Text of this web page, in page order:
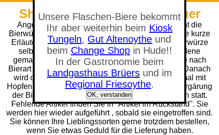
Unsere Flaschen-Biere bekommt
Ihr aber weiterhin beim Kiosk
Tungeln, Gut Altenoythe und
beim Change Shopin Hude!!
In der Gastronomie beim
Landgasthaus Brüersund im
Regional Friesoythe.
OK, verstanden
Shop - Für den Maischebrauer
Angeregt durch die Bierkits möchten Sie vielleicht die
Bierwürze selbst herstellen. Für diejenigen hier eine kurze
Erläuterung: Im Maischeprozeß stellen Sie die Bierwürze
selbst her, indem Sie je nach Biersorte verschiedene
gemahlene Braumalzsorten in Wasser erhitzen. Je nach
Bierart variiert hierbei die Temperatur und die Zeit. Danach
wird das Ganze gefiltert und anschließend noch mal mit
Hopfen gekocht und gefiltert. Die anschließende Vergärung
der Bierwürze findet wieder in unseren Gärgefäßen statt.
Fehlende Artikel finden Sie in "Artikel im Rückstand". Sie
werden hier wieder aufgeführt , sobald sie eingetroffen sind.
Sie können Ihre Lieblingssorten gerne trotzdem bestellen,
wenn Sie etwas Geduld für die Lieferung haben.